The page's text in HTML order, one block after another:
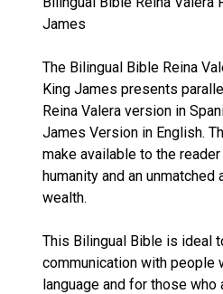
James
The Bilingual Bible Reina
King James presents
Reina Valera version in
James Version in English.
make available to the
humanity and an
wealth.
This Bilingual Bible is ideal
communication with people
language and for those who